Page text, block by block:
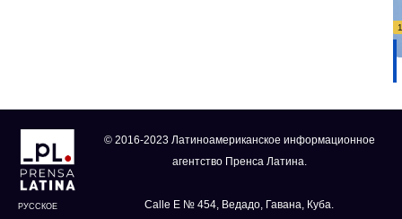
РУССКОЕ
© 2016-2023 Латиноамериканское информационное
агентство Пренса Латина.
Calle E № 454, Ведадо, Гавана, Куба.